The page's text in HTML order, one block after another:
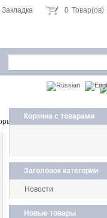
Закладка 0 Товар(ов)
Корзина с товарами
Заголовок категории
Новости
Новые товары